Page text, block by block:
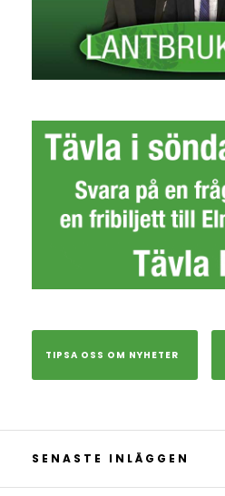
TIPSA OSS OM NYHETER
SENASTE INLÄGGEN